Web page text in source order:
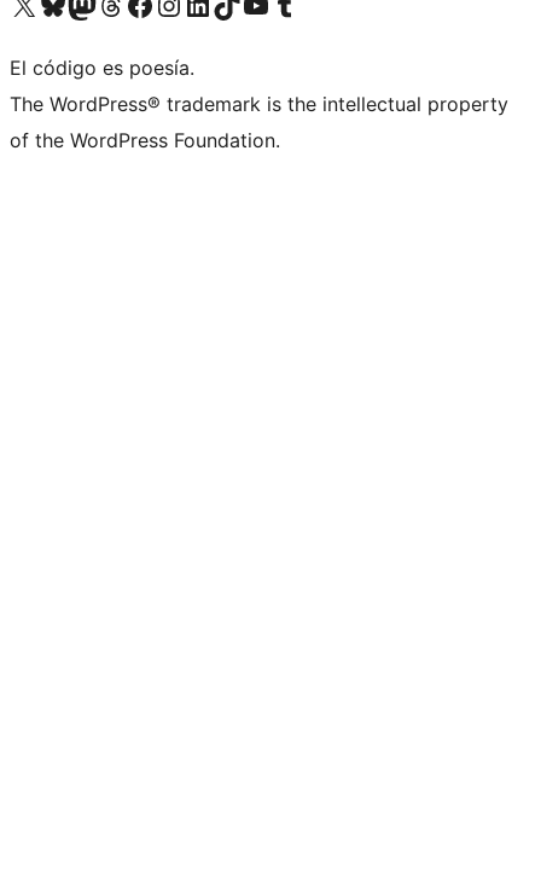
El código es poesía.
The WordPress® trademark is the intellectual property
of the WordPress Foundation.